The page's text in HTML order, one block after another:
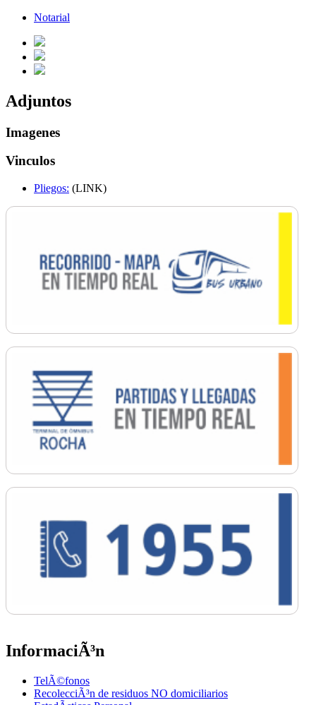
Notarial
Adjuntos
Imagenes
Vinculos
Pliegos: (LINK)
InformaciÃ³n
TelÃ©fonos
RecolecciÃ³n de residuos NO domiciliarios